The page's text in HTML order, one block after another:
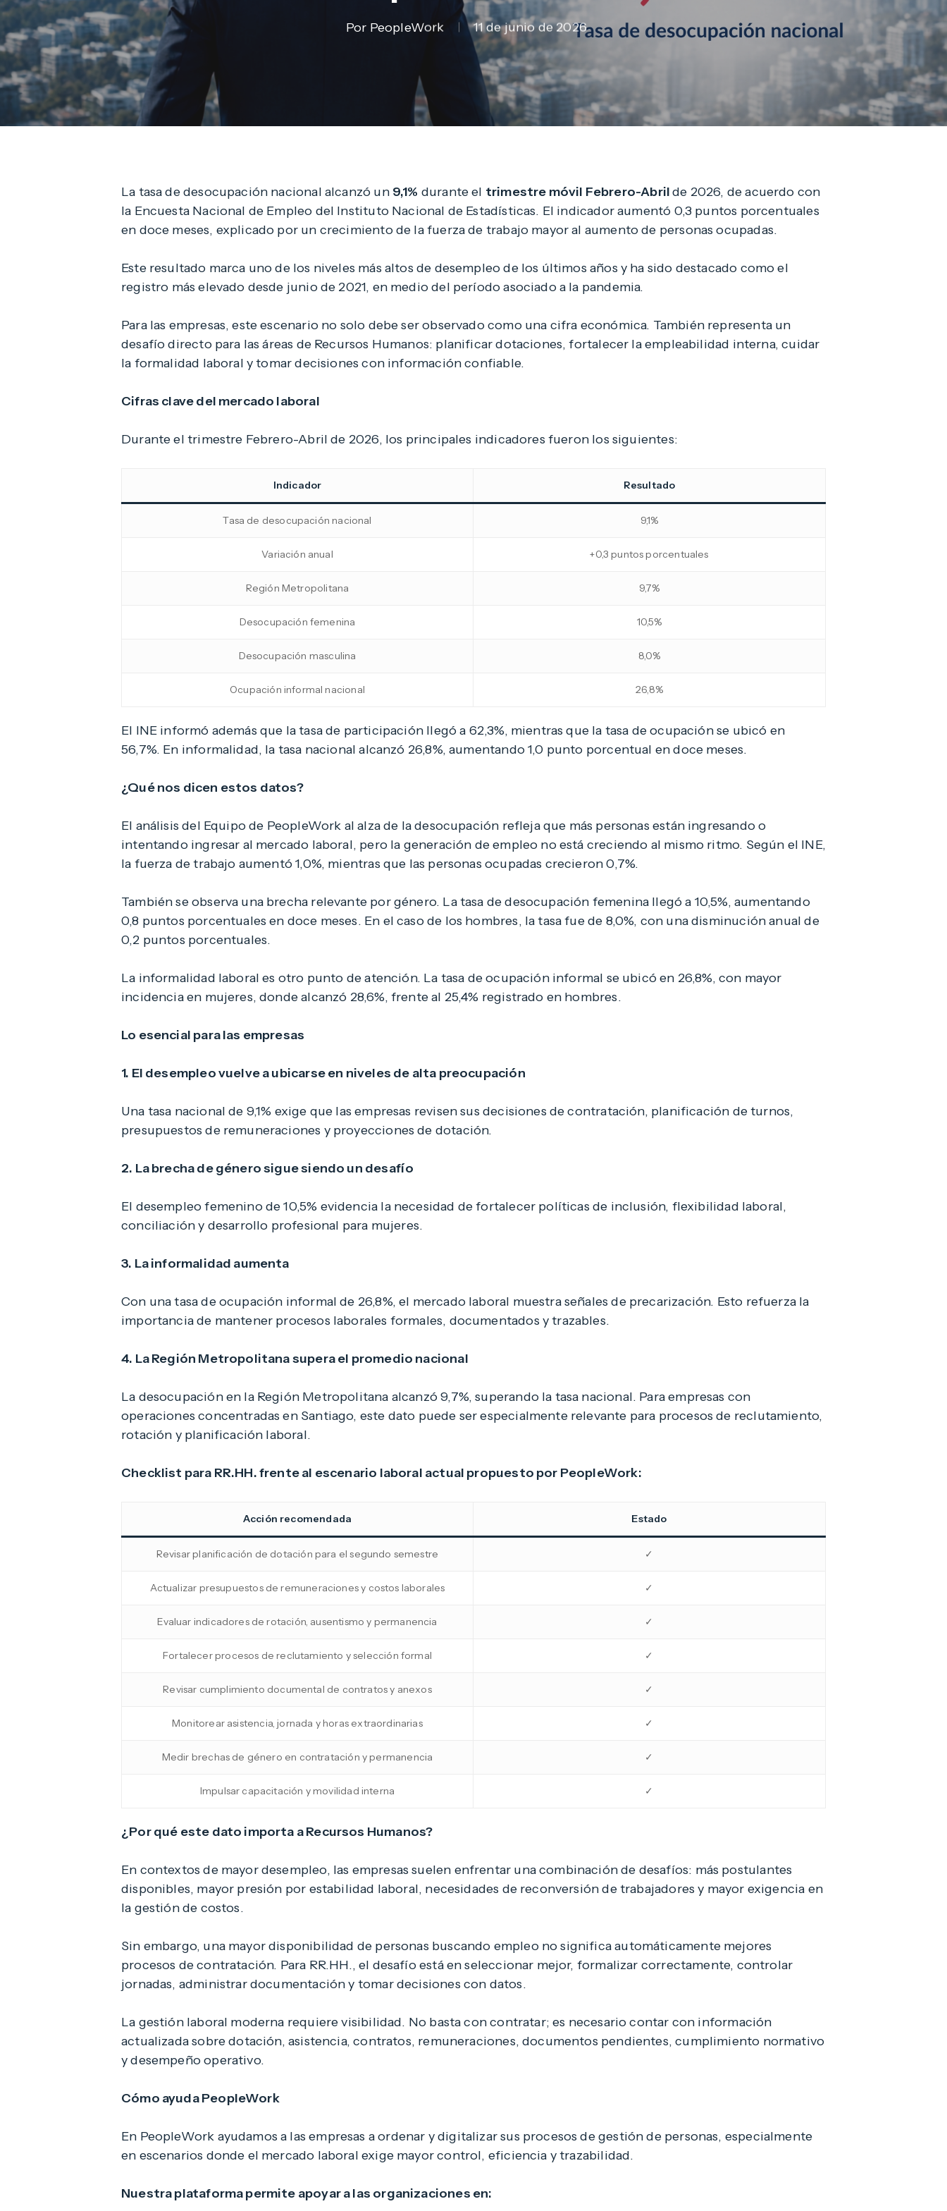
Por PeopleWork 11 de junio de 2026
La tasa de desocupación nacional alcanzó un 9,1% durante el trimestre móvil Febrero-Abrilde 2026, de acuerdo con
la Encuesta Nacional de Empleo del Instituto Nacional de Estadísticas. El indicador aumentó 0,3 puntos porcentuales
en doce meses, explicado por un crecimiento de la fuerza de trabajo mayor al aumento de personas ocupadas.
Este resultado marca uno de los niveles más altos de desempleo de los últimos años y ha sido destacado como el
registro más elevado desde junio de 2021, en medio del período asociado a la pandemia.
Para las empresas, este escenario no solo debe ser observado como una cifra económica. También representa un
desafío directo para las áreas de Recursos Humanos: planificar dotaciones, fortalecer la empleabilidad interna, cuidar
la formalidad laboral y tomar decisiones con información confiable.
Cifras clave del mercado laboral
Durante el trimestre Febrero-Abril de 2026, los principales indicadores fueron los siguientes:
Indicador Resultado
Tasa de desocupación nacional 9,1%
Variación anual +0,3 puntos porcentuales
Región Metropolitana 9,7%
Desocupación femenina 10,5%
Desocupación masculina 8,0%
Ocupación informal nacional 26,8%
El INE informó además que la tasa de participación llegó a 62,3%, mientras que la tasa de ocupación se ubicó en
56,7%. En informalidad, la tasa nacional alcanzó 26,8%, aumentando 1,0 punto porcentual en doce meses.
¿Qué nos dicen estos datos?
El análisis del Equipo de PeopleWork al alza de la desocupación refleja que más personas están ingresando o
intentando ingresar al mercado laboral, pero la generación de empleo no está creciendo al mismo ritmo. Según el INE,
la fuerza de trabajo aumentó 1,0%, mientras que las personas ocupadas crecieron 0,7%.
También se observa una brecha relevante por género. La tasa de desocupación femenina llegó a 10,5%, aumentando
0,8 puntos porcentuales en doce meses. En el caso de los hombres, la tasa fue de 8,0%, con una disminución anual de
0,2 puntos porcentuales.
La informalidad laboral es otro punto de atención. La tasa de ocupación informal se ubicó en 26,8%, con mayor
incidencia en mujeres, donde alcanzó 28,6%, frente al 25,4% registrado en hombres.
Lo esencial para las empresas
1. El desempleo vuelve a ubicarse en niveles de alta preocupación
Una tasa nacional de 9,1% exige que las empresas revisen sus decisiones de contratación, planificación de turnos,
presupuestos de remuneraciones y proyecciones de dotación.
2. La brecha de género sigue siendo un desafío
El desempleo femenino de 10,5% evidencia la necesidad de fortalecer políticas de inclusión, flexibilidad laboral,
conciliación y desarrollo profesional para mujeres.
3. La informalidad aumenta
Con una tasa de ocupación informal de 26,8%, el mercado laboral muestra señales de precarización. Esto refuerza la
importancia de mantener procesos laborales formales, documentados y trazables.
4. La Región Metropolitana supera el promedio nacional
La desocupación en la Región Metropolitana alcanzó 9,7%, superando la tasa nacional. Para empresas con
operaciones concentradas en Santiago, este dato puede ser especialmente relevante para procesos de reclutamiento,
rotación y planificación laboral.
Checklist para RR.HH. frente al escenario laboral actual propuesto por PeopleWork:
Acción recomendada Estado
Revisar planificación de dotación para el segundo semestre ✓
Actualizar presupuestos de remuneraciones y costos laborales ✓
Evaluar indicadores de rotación, ausentismo y permanencia ✓
Fortalecer procesos de reclutamiento y selección formal ✓
Revisar cumplimiento documental de contratos y anexos ✓
Monitorear asistencia, jornada y horas extraordinarias ✓
Medir brechas de género en contratación y permanencia ✓
Impulsar capacitación y movilidad interna ✓
¿Por qué este dato importa a Recursos Humanos?
En contextos de mayor desempleo, las empresas suelen enfrentar una combinación de desafíos: más postulantes
disponibles, mayor presión por estabilidad laboral, necesidades de reconversión de trabajadores y mayor exigencia en
la gestión de costos.
Sin embargo, una mayor disponibilidad de personas buscando empleo no significa automáticamente mejores
procesos de contratación. Para RR.HH., el desafío está en seleccionar mejor, formalizar correctamente, controlar
jornadas, administrar documentación y tomar decisiones con datos.
La gestión laboral moderna requiere visibilidad. No basta con contratar; es necesario contar con información
actualizada sobre dotación, asistencia, contratos, remuneraciones, documentos pendientes, cumplimiento normativo
y desempeño operativo.
Cómo ayuda PeopleWork
En PeopleWork ayudamos a las empresas a ordenar y digitalizar sus procesos de gestión de personas, especialmente
en escenarios donde el mercado laboral exige mayor control, eficiencia y trazabilidad.
Nuestra plataforma permite apoyar a las organizaciones en: